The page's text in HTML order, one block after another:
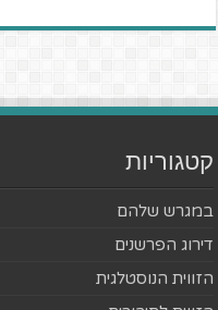
קטגוריות
במגרש שלהם
דירוג הפרשנים
הזווית הנוסטלגית